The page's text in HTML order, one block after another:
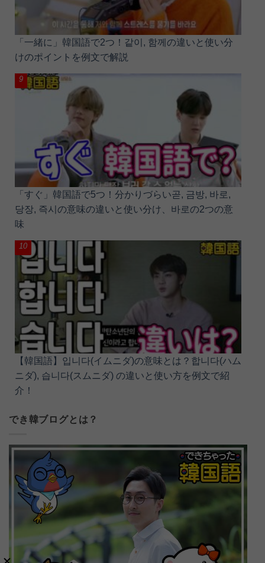
「一緒に」韓国語で2つ！같이, 함께の違いと使い分
けのポイントを例文で解説
「すぐ」韓国語で5つ！分かりづらい곧, 금방, 바로,
당장, 즉시の意味の違いと使い分け、바로の2つの意
味
【韓国語】입니다(イムニダ)の意味とは？합니다(ハム
ニダ), 습니다(スムニダ) の違いと使い方を例文で紹
介！
でき韓ブログとは？